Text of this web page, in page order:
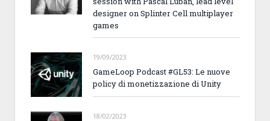
designer on Splinter Cell multiplayer
games
19/09/2023
GameLoop Podcast #GL53: Le nuove
policy di monetizzazione di Unity
18/02/2023